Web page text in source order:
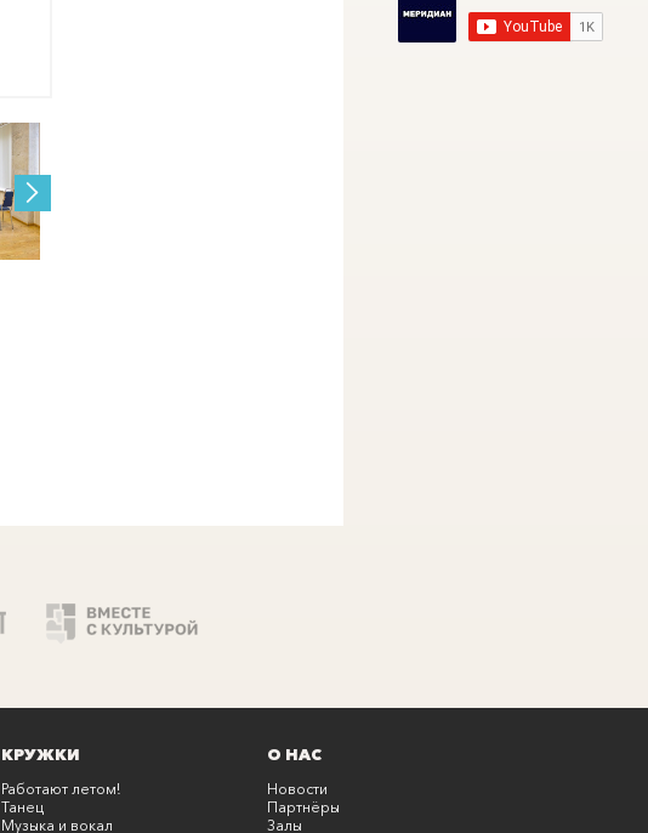
КРУЖКИ
Работают летом!
Танец
Музыка и вокал
О НАС
Новости
Партнёры
Залы